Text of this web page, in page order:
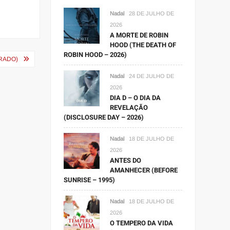
Nadal
28 DE JULHO DE
2026
A MORTE DE ROBIN
HOOD (THE DEATH OF
ROBIN HOOD – 2026)
Nadal
24 DE JULHO DE
2026
DIA D – O DIA DA
REVELAÇÃO
(DISCLOSURE DAY – 2026)
Nadal
18 DE JULHO DE
2026
ANTES DO
AMANHECER (BEFORE
SUNRISE – 1995)
Nadal
18 DE JULHO DE
2026
O TEMPERO DA VIDA